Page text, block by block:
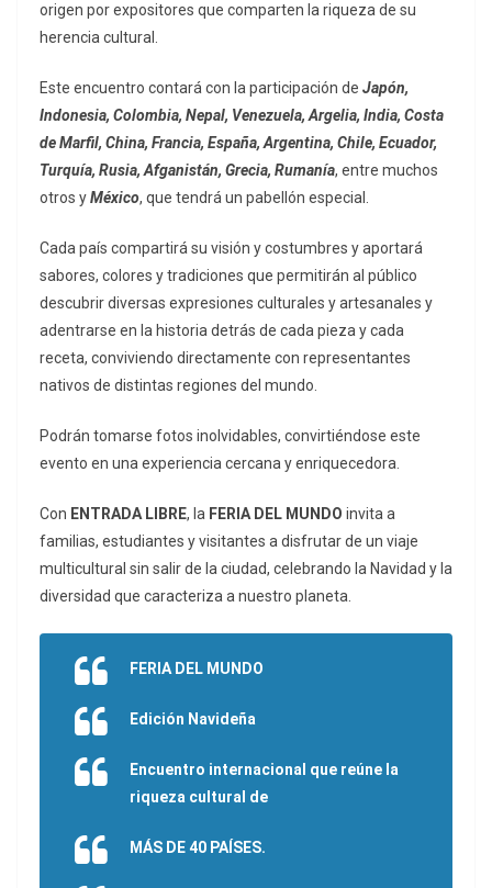
origen por expositores que comparten la riqueza de su
herencia cultural.
Este encuentro contará con la participación de Japón,
Indonesia, Colombia, Nepal, Venezuela, Argelia, India, Costa
de Marfil, China, Francia, España, Argentina, Chile, Ecuador,
Turquía, Rusia, Afganistán, Grecia, Rumanía, entre muchos
otros yMéxico, que tendrá un pabellón especial.
Cada país compartirá su visión y costumbres y aportará
sabores, colores y tradiciones que permitirán al público
descubrir diversas expresiones culturales y artesanales y
adentrarse en la historia detrás de cada pieza y cada
receta, conviviendo directamente con representantes
nativos de distintas regiones del mundo.
Podrán tomarse fotos inolvidables, convirtiéndose este
evento en una experiencia cercana y enriquecedora.
Con ENTRADA LIBRE, la FERIA DEL MUNDO invita a
familias, estudiantes y visitantes a disfrutar de un viaje
multicultural sin salir de la ciudad, celebrando la Navidad y la
diversidad que caracteriza a nuestro planeta.
FERIA DEL MUNDO
Edición Navideña
Encuentro internacional que reúne la
riqueza cultural de
MÁS DE 40 PAÍSES.